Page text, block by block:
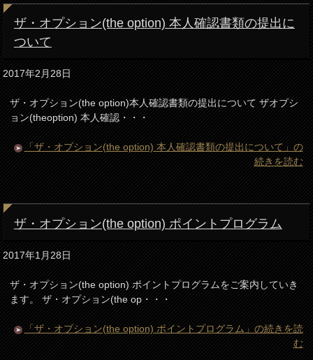
ザ・オプション(the option) 本人確認書類の提出に
ついて
2017年2月28日
ザ・オプション(the option)本人確認書類の提出について ザオプシ
ョン(theoption) 本人確認・・・
「ザ・オプション(the option) 本人確認書類の提出について」の
続きを読む
ザ・オプション(the option) ポイントプログラム
2017年1月28日
ザ・オプション(the option) ポイントプログラムをご案内していき
ます。 ザ・オプション(the op・・・
「ザ・オプション(the option) ポイントプログラム」の続きを読
む